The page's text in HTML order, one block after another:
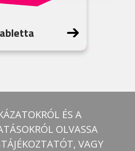
ÉS A
OLVASSA
VAGY